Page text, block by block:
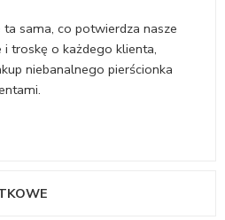
sama, co potwierdza nasze
troskę o każdego klienta,
niebanalnego pierścionka